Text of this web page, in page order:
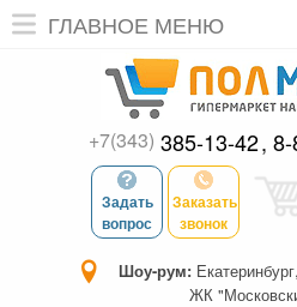
ГЛАВНОЕ МЕНЮ
+7(343) 385-13-42
Задать
вопрос
Заказать
звонок
Шоу-рум:
ЖК